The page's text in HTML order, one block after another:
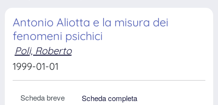
Antonio Aliotta e la misura dei
fenomeni psichici
Poli, Roberto
1999-01-01
Scheda breve
Scheda completa